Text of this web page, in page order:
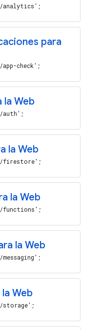
analytics';
para
check';
Web
auth';
la Web
firestore';
la Web
functions';
la Web
Web